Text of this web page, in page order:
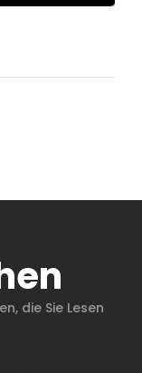
die Sie Lesen